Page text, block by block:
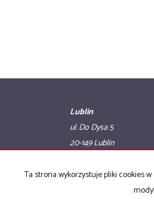
Lublin
ul. Do Dysa 5
20-149 Lublin
e-mail: biuro@best-
Ta strona wykorzystuje pliki cookies